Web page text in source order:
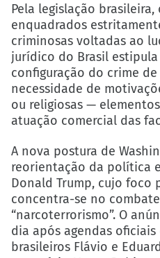
Pela legislação brasileira,
enquadrados
criminosas voltadas ao
jurídico do Brasil estipula
configuração do crime
necessidade de
ou religiosas —
atuação comercial das
A nova postura de
reorientação da política
Donald Trump, cujo foco
concentra-se no
“narcoterrorismo”. O
dia após agendas
brasileiros Flávio e